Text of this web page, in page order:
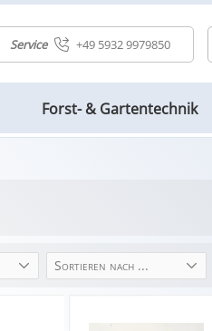
Service +49 5932 9979850
Forst- & Gartentechnik
Sortieren nach ...